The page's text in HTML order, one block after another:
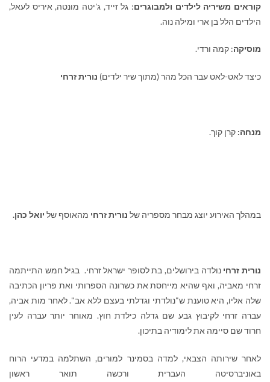
קוראים משיריה לילדים ולמבוגרים: גל זייד, ג'יטה מונטה, איריס לעאל,
הילדים הלל בן ארי ומילה נוה.
מוסיקה: קמה ורדי.
כיצד לאט-לאט עבר הכל מהר (מתוך שיר ילדים) נורית זרחי
מנחה: קרן קוך.
במהלך האירוע יוצג מבחר מספריה של נורית זרחי מהאוסף של יואל כהן.
נורית זרחינולדה בירושלים, בת לסופר ישראל זרחי. בגיל חמש התייתמה
זרחי מאביה, ואף שהיא מייחסת את כשרונה הספרותי ואת פריון הכתיבה
שלה אליו, היא טוענת ש"נולדתי וגדלתי בעצם ללא אב"‏. לאחר מות אביה,
עברה זרחי לקיבוץ גבע שם גדלה כילדת חוץ. מאוחר יותר עברה לעין
חרוד שם סיימה את לימודיה בתיכון.
לאחר שירותה הצבאי, למדה בסמינר למורים, השתלמה במדעי הרוח
באוניברסיטה העברית ורכשה תואר ראשון